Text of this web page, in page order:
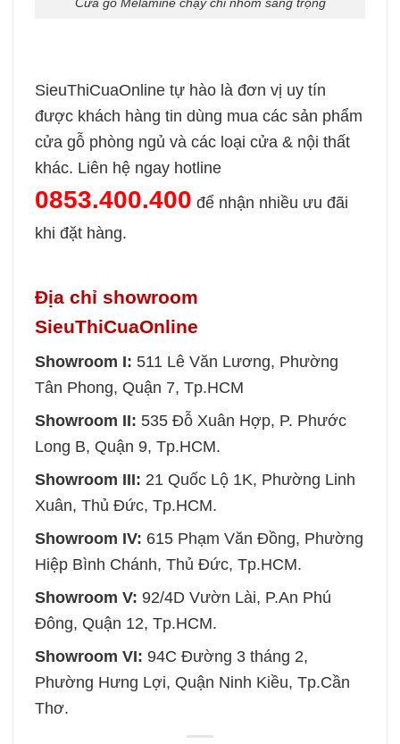
SieuThiCuaOnline tự hào là đơn vị uy tín
được khách hàng tin dùng mua các sản phẩm
cửa gỗ phòng ngủ và các loại cửa & nội thất
khác. Liên hệ ngay hotline
0853.400.400 để nhận nhiều ưu đãi
khi đặt hàng.
Địa chỉ showroom
SieuThiCuaOnline
Showroom I: 511 Lê Văn Lương, Phường
Tân Phong, Quận 7, Tp.HCM
Showroom II: 535 Đỗ Xuân Hợp, P. Phước
Long B, Quận 9, Tp.HCM.
Showroom III: 21 Quốc Lộ 1K, Phường Linh
Xuân, Thủ Đức, Tp.HCM.
Showroom IV: 615 Phạm Văn Đồng, Phường
Hiệp Bình Chánh, Thủ Đức, Tp.HCM.
Showroom V: 92/4D Vườn Lài, P.An Phú
Đông, Quận 12, Tp.HCM.
Showroom VI: 94C Đường 3 tháng 2,
Phường Hưng Lợi, Quận Ninh Kiều, Tp.Cần
Thơ.